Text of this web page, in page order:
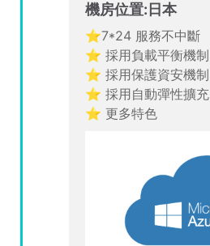
機房位置:日本
⭐7*24 服務不中斷
⭐ 採用負載平衡機制
⭐ 採用保護資安機制
⭐ 採用自動彈性擴充
⭐ 更多特色